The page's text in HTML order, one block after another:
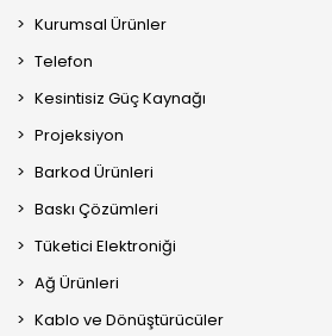
Kurumsal Ürünler
Telefon
Kesintisiz Güç Kaynağı
Projeksiyon
Barkod Ürünleri
Baskı Çözümleri
Tüketici Elektroniği
Ağ Ürünleri
Kablo ve Dönüştürücüler